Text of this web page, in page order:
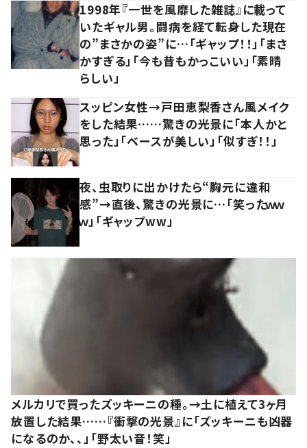
1998年『一世を風靡した雑誌』に載って
いたギャル男。闘病を経て転身した現在
の”まさかの姿”に…「ギャップ！！」「まさ
かすぎる」「今も昔もかっこいい」「素晴
らしい」
スッピン女性→戸田恵梨香さん風メイク
をした結果……驚きの光景に「本人かと
思った」「ベースが美しい」「似すぎ！！」
夜、虫取りに出かけたら“胸元に違和
感”→直後、驚きの光景に…「笑ったｗｗ
ｗ」「ギャップww」
メルカリで買ったズッキーニの種。→土に植えて3ヶ月
放置した結果……『衝撃の光景』に「ズッキーニも凶器
になるのか、、」「野太い音！笑」